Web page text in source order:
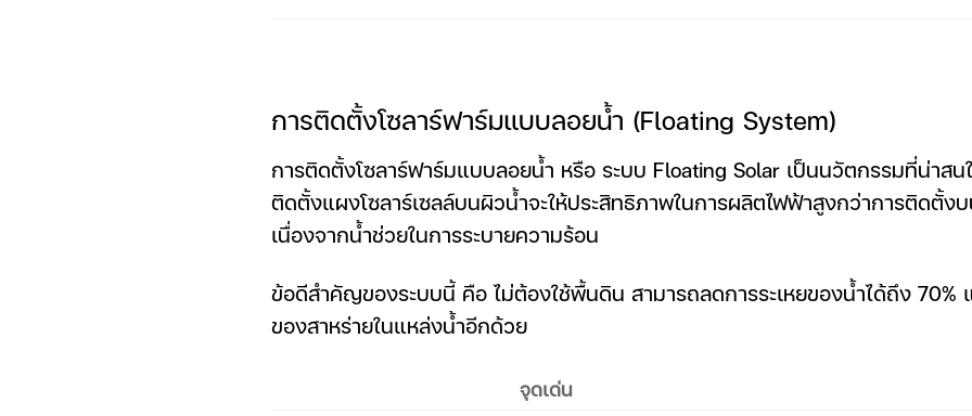
การติดตั้งโซลาร์ฟาร์มแบบลอยน้ำ (Floating System)
การติดตั้งโซลาร์ฟาร์มแบบลอยน้ำ หรือ ระบบ Floating Solar เป็นนวัตกรรมที่น่าส
ติดตั้งแผงโซลาร์เซลล์บนผิวน้ำจะให้ประสิทธิภาพในการผลิตไฟฟ้าสูงกว่าการติดตั้
เนื่องจากน้ำช่วยในการระบายความร้อน
ข้อดีสำคัญของระบบนี้ คือ ไม่ต้องใช้พื้นดิน สามารถลดการระเหยของน้ำได้ถึง 70%
ของสาหร่ายในแหล่งน้ำอีกด้วย
จุดเด่น